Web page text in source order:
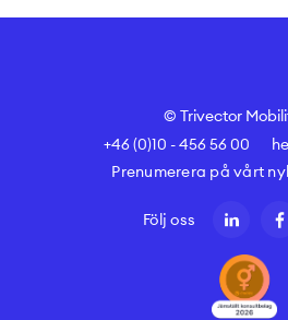
© Trivector
+46 (0)10 - 456 56 00
Prenumerera på vårt
Följ oss